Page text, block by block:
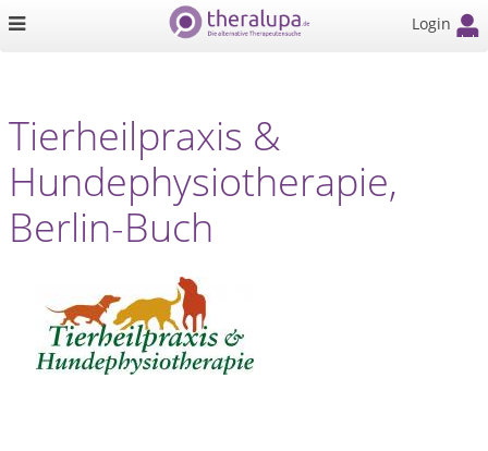
Login
Tierheilpraxis &
Hundephysiotherapie,
Berlin-Buch